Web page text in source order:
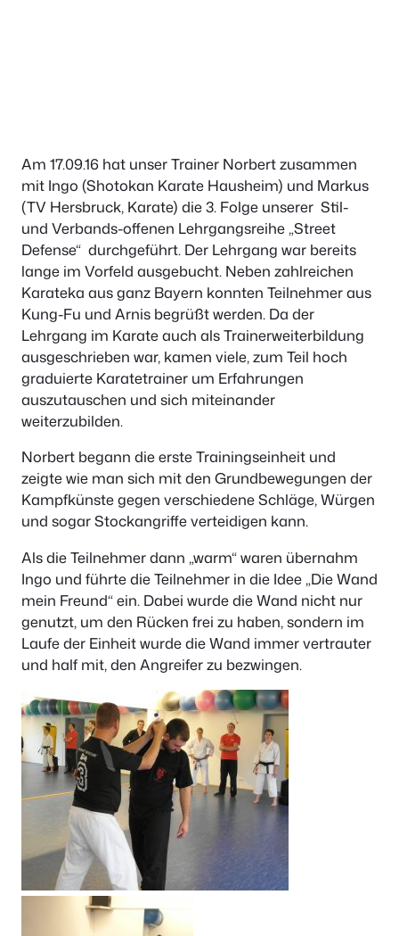
Am 17.09.16 hat unser Trainer Norbert zusammen
mit Ingo (Shotokan Karate Hausheim) und Markus
(TV Hersbruck, Karate) die 3. Folge unserer Stil-
und Verbands-offenen Lehrgangsreihe „Street
Defense“ durchgeführt. Der Lehrgang war bereits
lange im Vorfeld ausgebucht. Neben zahlreichen
Karateka aus ganz Bayern konnten Teilnehmer aus
Kung-Fu und Arnis begrüßt werden. Da der
Lehrgang im Karate auch als Trainerweiterbildung
ausgeschrieben war, kamen viele, zum Teil hoch
graduierte Karatetrainer um Erfahrungen
auszutauschen und sich miteinander
weiterzubilden.
Norbert begann die erste Trainingseinheit und
zeigte wie man sich mit den Grundbewegungen der
Kampfkünste gegen verschiedene Schläge, Würgen
und sogar Stockangriffe verteidigen kann.
Als die Teilnehmer dann „warm“ waren übernahm
Ingo und führte die Teilnehmer in die Idee „Die Wand
mein Freund“ ein. Dabei wurde die Wand nicht nur
genutzt, um den Rücken frei zu haben, sondern im
Laufe der Einheit wurde die Wand immer vertrauter
und half mit, den Angreifer zu bezwingen.